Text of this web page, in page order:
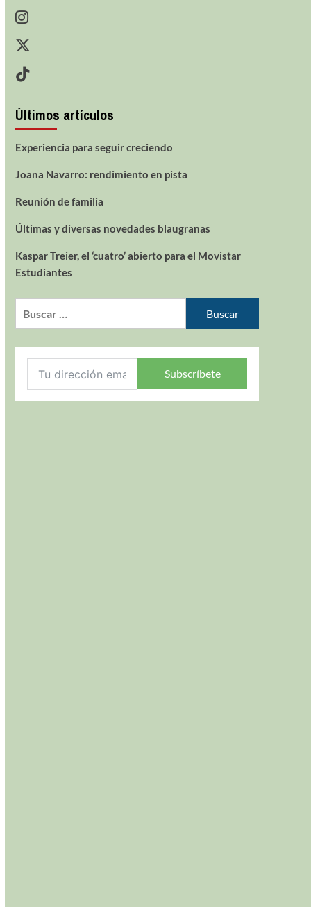
Últimos artículos
Experiencia para seguir creciendo
Joana Navarro: rendimiento en pista
Reunión de familia
Últimas y diversas novedades blaugranas
Kaspar Treier, el ‘cuatro’ abierto para el Movistar
Estudiantes
Subscríbete